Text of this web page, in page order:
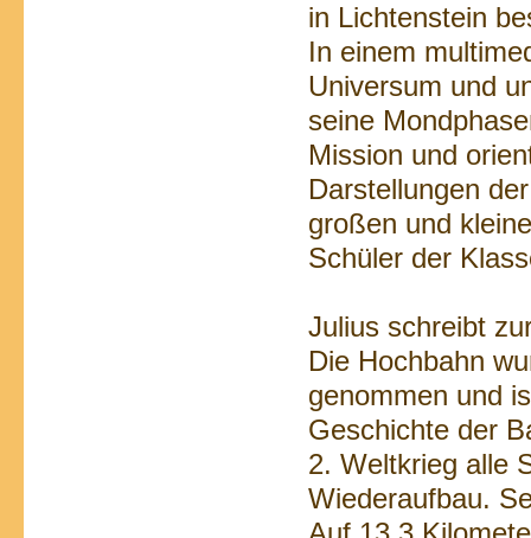
in Lichtenstein
In einem
Universum und
seine
Mission und
Darstellungen
großen und
Schüler der
Julius schreibt
Die Hochbahn
genommen und
Geschichte der
2. Weltkrieg alle
Wiederaufbau.